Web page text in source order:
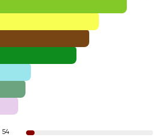
54